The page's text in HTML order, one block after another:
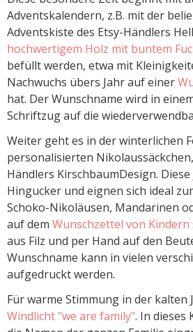
Adventskalendern, z.B. mit der
Adventskiste des Etsy-Händlers
hochwertigem Holz mit buntem
befüllt werden, etwa mit
Nachwuchs übers Jahr auf einer
hat. Der Wunschname wird in
Schriftzug auf die
Weiter geht es in der winterlichen
personalisierten Nikolaussäckchen,
Händlers KirschbaumDesign. Diese
Hingucker und eignen sich ideal
Schoko-Nikoläusen, Mandarinen
auf dem Wunschzettel von Kindern
aus Filz und per Hand auf den
Wunschname kann in vielen
aufgedruckt werden.
Für warme Stimmung in der kalten
Windlicht "we are family". In dieses